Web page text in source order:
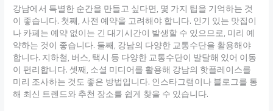
강남에서 특별한 순간을 만들고 싶다면, 몇 가지 팁을 기억하는 것
이 좋습니다. 첫째, 사전 예약을 고려해야 합니다. 인기 있는 맛집이
나 카페는 예약 없이는 긴 대기시간이 발생할 수 있으므로, 미리 예
약하는 것이 좋습니다. 둘째, 강남의 다양한 교통수단을 활용해야
합니다. 지하철, 버스, 택시 등 다양한 교통수단이 발달해 있어 이동
이 편리합니다. 셋째, 소셜 미디어를 활용해 강남의 핫플레이스를
미리 조사하는 것도 좋은 방법입니다. 인스타그램이나 블로그를 통
해 최신 트렌드와 추천 장소를 쉽게 찾을 수 있습니다.